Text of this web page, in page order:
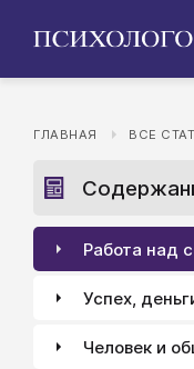
ГЛАВНАЯ ВСЕ
Работа над
Успех,
Человек и